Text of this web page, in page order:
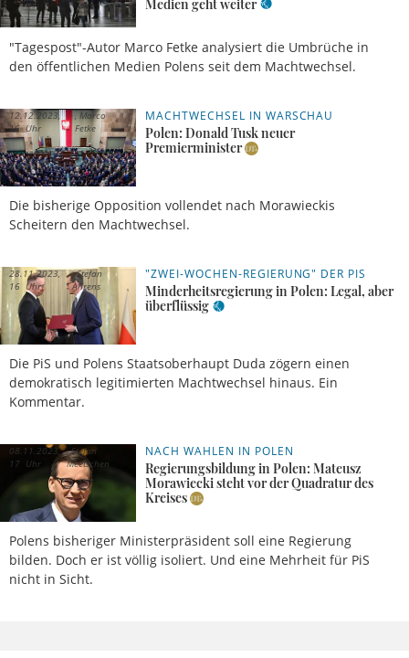
Medien geht weiter
"Tagespost"-Autor Marco Fetke analysiert die Umbrüche in
den öffentlichen Medien Polens seit dem Machtwechsel.
MACHTWECHSEL IN WARSCHAU
Polen: Donald Tusk neuer
Premierminister
Die bisherige Opposition vollendet nach Morawieckis
Scheitern den Machtwechsel.
12.12.2023,
16 Uhr
Marco
Fetke
"ZWEI-WOCHEN-REGIERUNG" DER PIS
Minderheitsregierung in Polen: Legal, aber
überflüssig
Die PiS und Polens Staatsoberhaupt Duda zögern einen
demokratisch legitimierten Machtwechsel hinaus. Ein
Kommentar.
28.11.2023,
16 Uhr
Stefan
Ahrens
NACH WAHLEN IN POLEN
Regierungsbildung in Polen: Mateusz
Morawiecki steht vor der Quadratur des
Kreises
Polens bisheriger Ministerpräsident soll eine Regierung
bilden. Doch er ist völlig isoliert. Und eine Mehrheit für PiS
nicht in Sicht.
08.11.2023,
17 Uhr
Stefan
Meetschen